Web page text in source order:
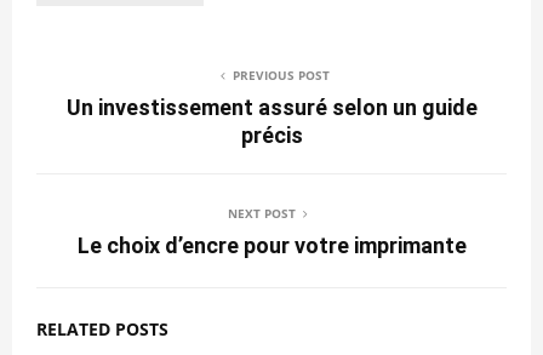
PREVIOUS POST
Un investissement assuré selon un guide
précis
NEXT POST
Le choix d’encre pour votre imprimante
RELATED POSTS